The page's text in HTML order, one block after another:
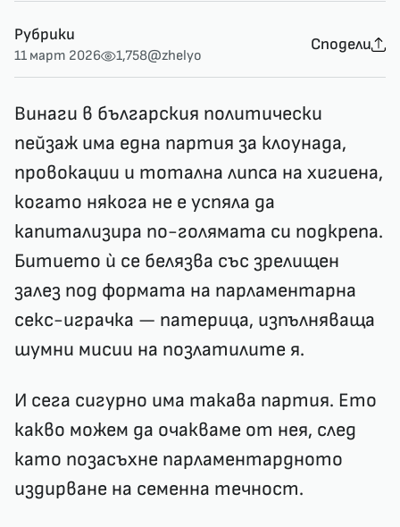
Рубрики
11 март 2026 1,758@zhelyo
Сподели
Винаги в българския политически
пейзаж има една партия за клоунада,
провокации и тотална липса на хигиена,
когато някога не е успяла да
капитализира по-голямата си подкрепа.
Битието ѝ се белязва със зрелищен
залез под формата на парламентарна
секс-играчка — патерица, изпълняваща
шумни мисии на позлатилите я.
И сега сигурно има такава партия. Ето
какво можем да очакваме от нея, след
като позасъхне парламентардното
издирване на семенна течност.